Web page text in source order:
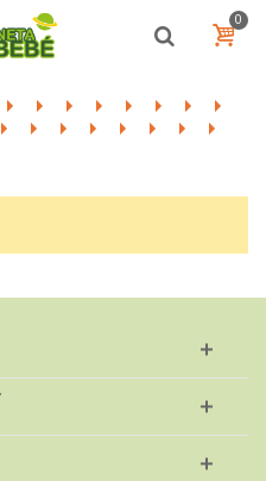
0
> > > > > > >
>
> > > > > > >
>